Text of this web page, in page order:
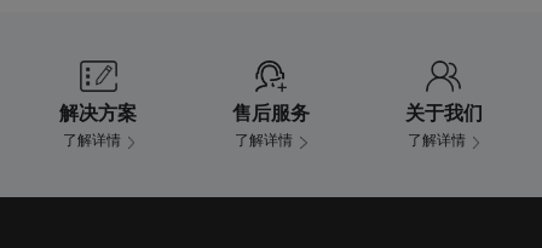
解决方案
了解详情
售后服务
了解详情
关于我们
了解详情